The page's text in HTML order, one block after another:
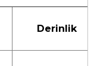
Derinlik